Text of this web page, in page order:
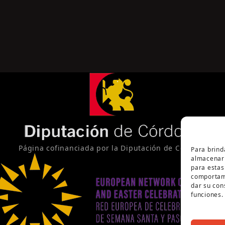
Para
para
dar su
funciones.
Página cofinanciada por la Diputación de Córdoba